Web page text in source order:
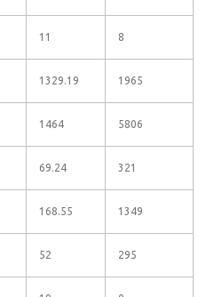
11 8
1329.19 1965
1464 5806
69.24 321
168.55 1349
52 295